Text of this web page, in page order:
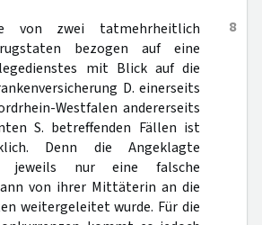
8
von zwei tatmehrheitlich
bezogen auf eine
mit Blick auf die
D. einerseits
Westfalen andererseits
S. betreffenden Fällen ist
Denn die Angeklagte
jeweils nur eine falsche
von ihrer Mittäterin an die
weitergeleitet wurde. Für die